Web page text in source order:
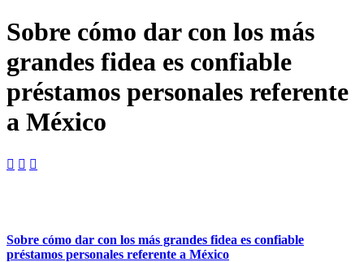
Sobre cómo dar con los más
grandes fidea es confiable
préstamos personales referente
a México
  
Sobre cómo dar con los más grandes fidea es confiable
préstamos personales referente a México